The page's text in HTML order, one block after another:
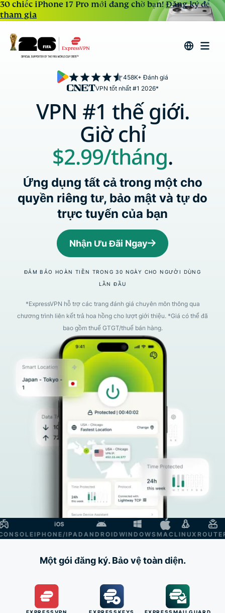
30 chiếc iPhone 17 Pro mới đang chờ bạn!Đăng ký để
tham gia
VPN tốt nhất #1 2026*
458K+ Đánh giá
VPN #1 thế giới.
Giờ chỉ
$2.99/tháng.
Ứng dụng tất cả trong một cho
quyền riêng tư, bảo mật và tự do
trực tuyến của bạn
Nhận Ưu Đãi Ngay
ĐẢM BẢO HOÀN TIỀN TRONG 30 NGÀY CHO NGƯỜI DÙNG
LẦN ĐẦU
*ExpressVPN hỗ trợ các trang đánh giá chuyên môn thông qua
chương trình liên kết trả hoa hồng cho lượt giới thiệu. *Giá có thể đã
bao gồm thuế GTGT/thuế bán hàng.
IPHONE/IPADANDROIDWINDOWSMAC LINUX ROUTER
Một gói đăng ký. Bảo vệ toàn diện.
EXPRESSVPN EXPRESSKEYS EXPRESSMAILGUARD